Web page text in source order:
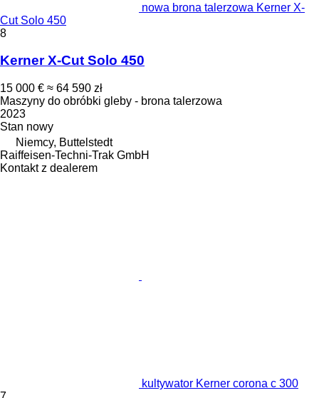
nowa brona talerzowa Kerner X-
Cut Solo 450
8
Kerner X-Cut Solo 450
15 000 € ≈ 64 590 zł
Maszyny do obróbki gleby - brona talerzowa
2023
Stan nowy
Niemcy, Buttelstedt
Raiffeisen-Techni-Trak GmbH
Kontakt z dealerem
kultywator Kerner corona c 300